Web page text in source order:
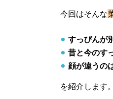
今回はそんな
すっぴんが
昔と今のす
顔が違うの
を紹介します。